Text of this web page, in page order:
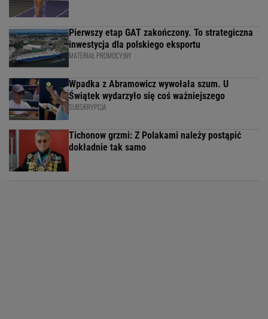
Pierwszy etap GAT zakończony. To strategiczna
inwestycja dla polskiego eksportu
MATERIAŁ PROMOCYJNY
Wpadka z Abramowicz wywołała szum. U
Świątek wydarzyło się coś ważniejszego
SUBSKRYPCJA
Tichonow grzmi: Z Polakami należy postąpić
dokładnie tak samo